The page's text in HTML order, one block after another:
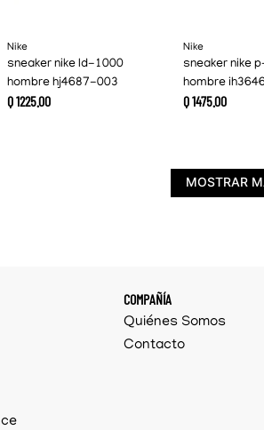
Nike
sneaker nike ld-1000
hombre hj4687-003
Q122500
Nike
sneaker nike
hombre
Q147500
MOSTRAR
COMPAÑÍA
Quiénes Somos
Contacto